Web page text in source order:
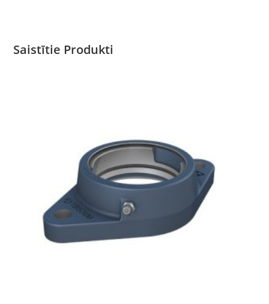
Saistītie Produkti